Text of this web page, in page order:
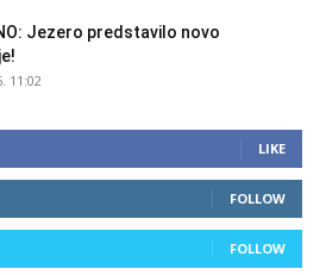
Jezero predstavilo novo
11:02
LIKE
FOLLOW
FOLLOW